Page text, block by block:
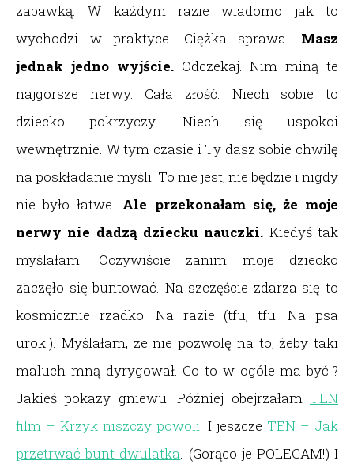
zabawką. W każdym razie wiadomo jak to
wychodzi w praktyce. Ciężka sprawa. Masz
jednak jedno wyjście.Odczekaj. Nim miną te
najgorsze nerwy. Cała złość. Niech sobie to
dziecko pokrzyczy. Niech się uspokoi
wewnętrznie. W tym czasie i Ty dasz sobie chwilę
na poskładanie myśli. To nie jest, nie będzie i nigdy
nie było łatwe. Ale przekonałam się, że moje
nerwy nie dadzą dziecku nauczki. Kiedyś tak
myślałam. Oczywiście zanim moje dziecko
zaczęło się buntować. Na szczęście zdarza się to
kosmicznie rzadko. Na razie (tfu, tfu! Na psa
urok!). Myślałam, że nie pozwolę na to, żeby taki
maluch mną dyrygował. Co to w ogóle ma być!?
Jakieś pokazy gniewu! Później obejrzałam TEN
film – Krzyk niszczy powoli . I jeszcze TEN – Jak
przetrwać bunt dwulatka
. (Gorąco je POLECAM!) I